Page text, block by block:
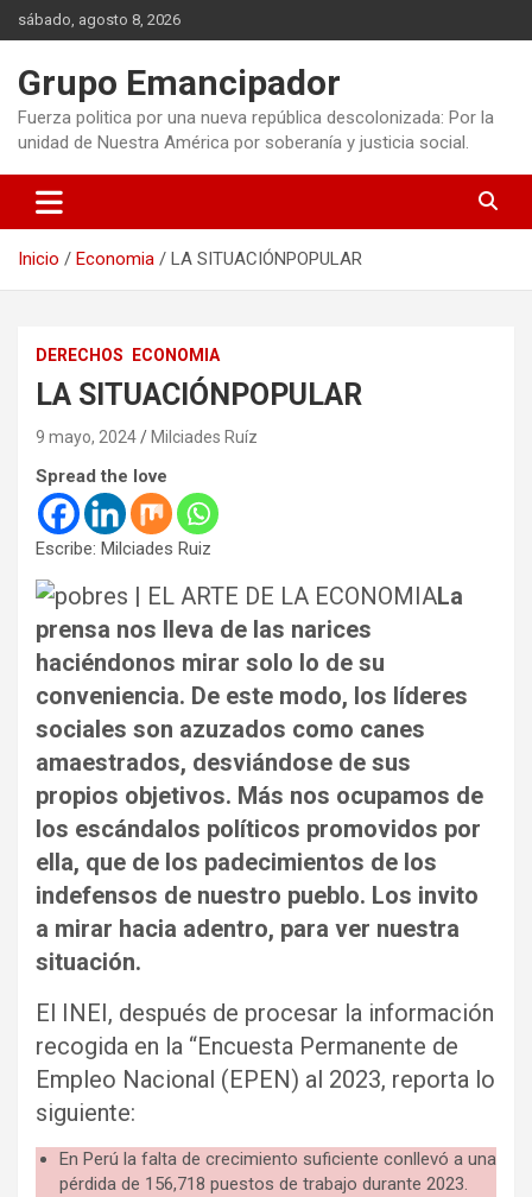
Saltar
al
sábado, agosto 8, 2026
Grupo Emancipador
Fuerza politica por una nueva república descolonizada: Por la
unidad de Nuestra América por soberanía y justicia social.
Inicio Economia LA SITUACIÓNPOPULAR
DERECHOS ECONOMIA
LA SITUACIÓNPOPULAR
9 mayo, 2024 Milciades Ruíz
Spread the love
Escribe: Milciades Ruiz
La
prensa nos lleva de las narices
haciéndonos mirar solo lo de su
conveniencia. De este modo, los líderes
sociales son azuzados como canes
amaestrados, desviándose de sus
propios objetivos. Más nos ocupamos de
los escándalos políticos promovidos por
ella, que de los padecimientos de los
indefensos de nuestro pueblo. Los invito
a mirar hacia adentro, para ver nuestra
situación.
El INEI, después de procesar la información
recogida en la “Encuesta Permanente de
Empleo Nacional (EPEN) al 2023, reporta lo
siguiente:
En Perú la falta de crecimiento suficiente conllevó a una
pérdida de 156,718 puestos de trabajo durante 2023.